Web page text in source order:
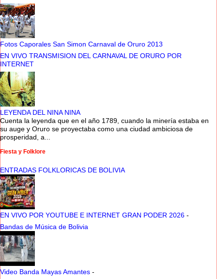
Fotos Caporales San Simon Carnaval de Oruro 2013
EN VIVO TRANSMISION DEL CARNAVAL DE ORURO POR
INTERNET
LEYENDA DEL NINA NINA
Cuenta la leyenda que en el año 1789, cuando la minería estaba en
su auge y Oruro se proyectaba como una ciudad ambiciosa de
prosperidad, a...
Fiesta y Folklore
ENTRADAS FOLKLORICAS DE BOLIVIA
EN VIVO POR YOUTUBE E INTERNET GRAN PODER 2026 -
Bandas de Música de Bolivia
Video Banda Mayas Amantes -